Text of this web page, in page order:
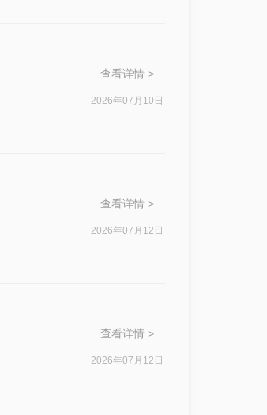
查看详情 >
2026年07月10日
查看详情 >
2026年07月12日
查看详情 >
2026年07月12日